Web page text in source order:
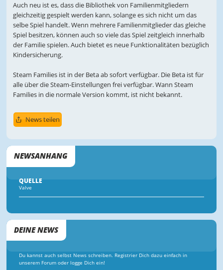
Auch neu ist es, dass die Bibliothek von Familienmitgliedern
gleichzeitig gespielt werden kann, solange es sich nicht um das
selbe Spiel handelt. Wenn mehrere Familienmitglieder das gleiche
Spiel besitzen, können auch so viele das Spiel zeitgleich innerhalb
der Familie spielen. Auch bietet es neue Funktionalitäten bezüglich
Kindersicherung.
Steam Families ist in der Beta ab sofort verfügbar. Die Beta ist für
alle über die Steam-Einstellungen frei verfügbar. Wann Steam
Families in die normale Version kommt, ist nicht bekannt.
News teilen
NEWSANHANG
QUELLE
Valve
DEINE NEWS
Du kannst auch selbst News schreiben. Registrier Dich dazu einfach in
unserem Forum oder logge Dich ein!